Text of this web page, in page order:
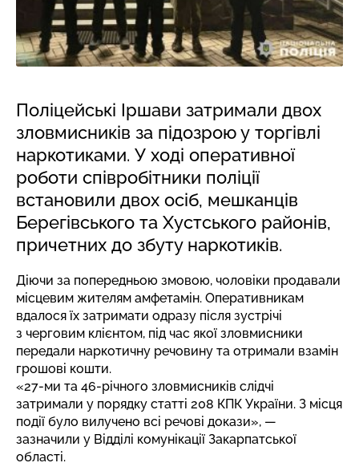
Поліцейські Іршави затримали двох
зловмисників за підозрою у торгівлі
наркотиками. У ході оперативної
роботи співробітники поліції
встановили двох осіб, мешканців
Берегівського та Хустського районів,
причетних до збуту наркотиків.
Діючи за попередньою змовою, чоловіки продавали
місцевим жителям амфетамін. Оперативникам
вдалося їх затримати одразу після зустрічі
з черговим клієнтом, під час якої зловмисники
передали наркотичну речовину та отримали взамін
грошові кошти.
«27-ми та 46-річного зловмисників слідчі
затримали у порядку статті 208 КПК України. З місця
події було вилучено всі речові докази», —
зазначили у Відділі комунікації Закарпатської
області.